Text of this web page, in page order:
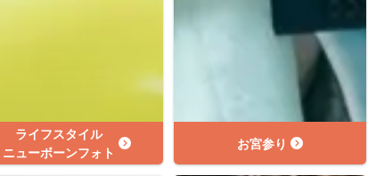
ライフスタイル
ニューボーンフォト
お宮参り